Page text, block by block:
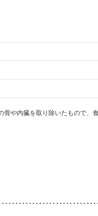
や内臓を取り除いたもので、